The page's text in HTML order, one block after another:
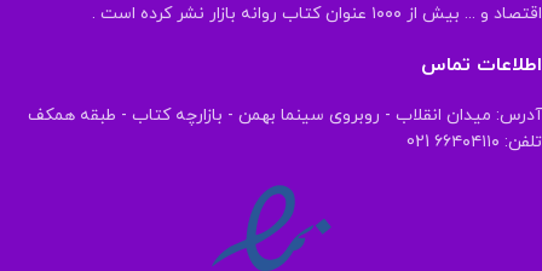
اقتصاد و ... بیش از ۱۰۰۰ عنوان کتاب روانه بازار نشر کرده است .
اطلاعات تماس
آدرس: میدان انقلاب - روبروی سینما بهمن - بازارچه کتاب - طبقه همکف
تلفن: ۶۶۴۰۴۱۱۰ 021